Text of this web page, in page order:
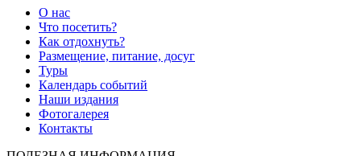
О нас
Что посетить?
Как отдохнуть?
Размещение, питание, досуг
Туры
Календарь событий
Наши издания
Фотогалерея
Контакты